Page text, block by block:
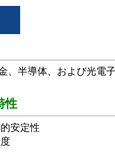
、半導体、および光
性
安定性